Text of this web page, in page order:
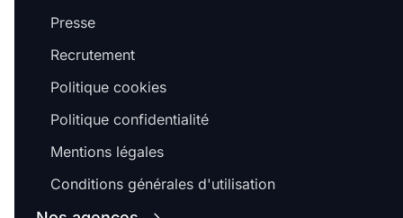
Presse
Recrutement
Politique cookies
Politique confidentialité
Mentions légales
Conditions générales d'utilisation